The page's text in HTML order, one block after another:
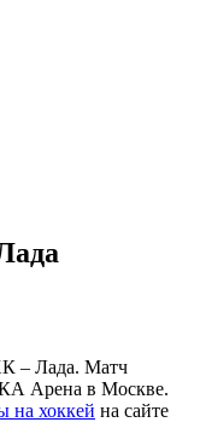
– Лада. Матч
Арена в Москве.
на хоккей на сайте